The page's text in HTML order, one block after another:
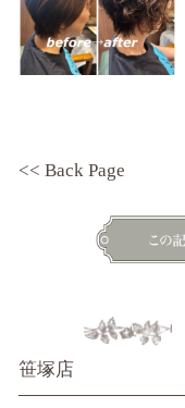
<< Back Page
笹塚店